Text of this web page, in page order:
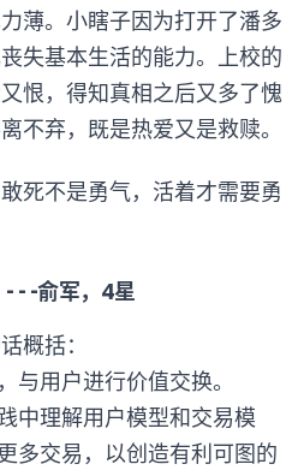
薄。小瞎子因为打开了潘多
失基本生活的能力。上校的
恨，得知真相之后又多了愧
不弃，既是热爱又是救赎。
死不是勇气，活着才需要勇
- -俞军，4星
概括：
与用户进行价值交换。
中理解用户模型和交易模
多交易，以创造有利可图的